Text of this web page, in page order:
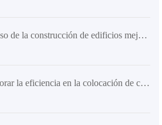
Cómo acelerar el progreso de la construcción de edificios mejorando la flexibilidad de los mezcladores de concreto: Casos y análisis de datos
Técnicas clave para mejorar la eficiencia en la colocación de concreto: diseño flexible de camiones mezcladores AS-2.6